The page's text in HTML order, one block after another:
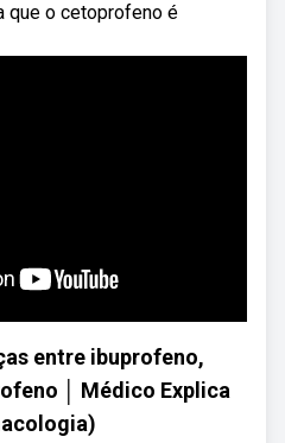
que o cetoprofeno é
entre ibuprofeno,
│ Médico Explica